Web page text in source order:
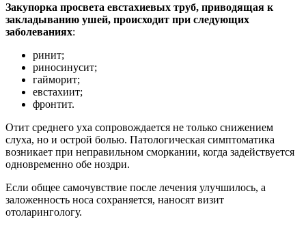
Закупорка просвета евстахиевых труб, приводящая к
закладыванию ушей, происходит при следующих
заболеваниях:
ринит;
риносинусит;
гайморит;
евстахиит;
фронтит.
Отит среднего уха сопровождается не только снижением
слуха, но и острой болью. Патологическая симптоматика
возникает при неправильном сморкании, когда задействуется
одновременно обе ноздри.
Если общее самочувствие после лечения улучшилось, а
заложенность носа сохраняется, наносят визит
отоларингологу.